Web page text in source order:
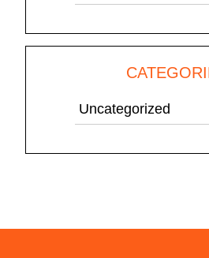
Uncategorized